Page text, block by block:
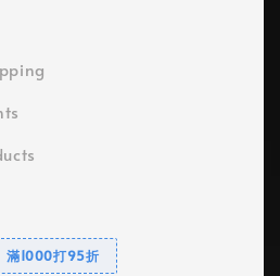
滿1000打95折